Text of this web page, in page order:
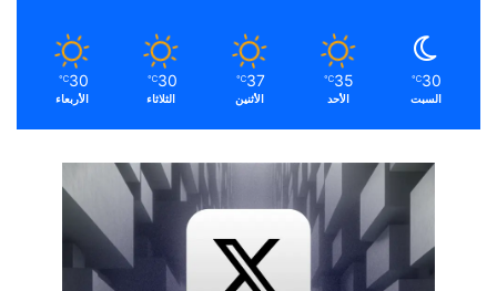
30
℃
السبت
35
℃
الأحد
37
℃
الأثنين
30
℃
الثلاثاء
30
℃
الأربعاء